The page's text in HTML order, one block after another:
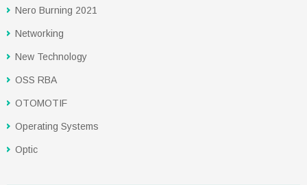
Nero Burning 2021
Networking
New Technology
OSS RBA
OTOMOTIF
Operating Systems
Optic